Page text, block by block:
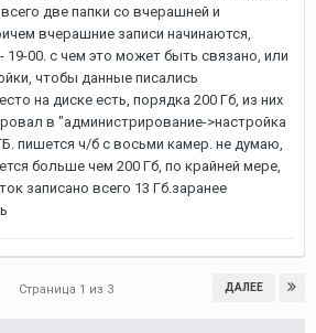
две папки со вчерашней и
вчерашние записи начинаются,
19-00. с чем это может быть связано, или
чтобы данные писались
на диске есть, порядка 200 Гб, из них
в "администрирование->настройка
пишется ч/б с восьми камер. не думаю,
больше чем 200 Гб, по крайней мере,
записано всего 13 Гб.заранее
ДАЛЕЕ
Страница 1 из 3